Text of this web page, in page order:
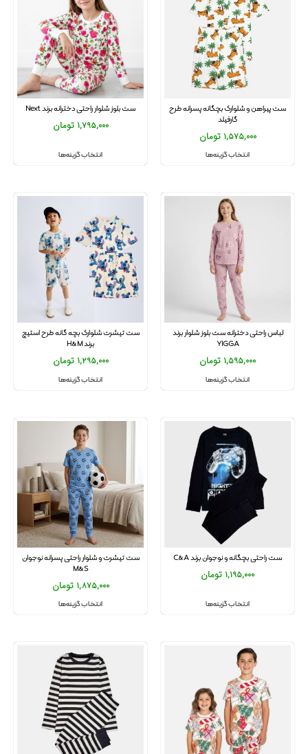
ست پیراهن و شلوارک بچگانه پسرانه طرح
گارفیلد
1,575,000 تومان
انتخاب گزینه‌ها
ست بلوز شلوار راحتی دخترانه برند Next
1,795,000 تومان
انتخاب گزینه‌ها
لباس راحتی دخترانه ست بلوز شلوار برند
YIGGA
1,595,000 تومان
انتخاب گزینه‌ها
ست تیشرت شلوارک بچه گانه طرح استیچ
برند H&M
1,295,000 تومان
انتخاب گزینه‌ها
ست راحتی بچگانه و نوجوان برند C&A
1,195,000 تومان
انتخاب گزینه‌ها
ست تیشرت و شلوار راحتی پسرانه نوجوان
M&S
1,875,000 تومان
انتخاب گزینه‌ها